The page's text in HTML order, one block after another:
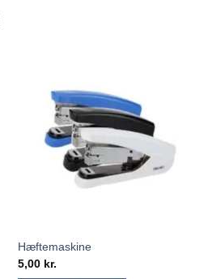
Hæftemaskine
5,00 kr.